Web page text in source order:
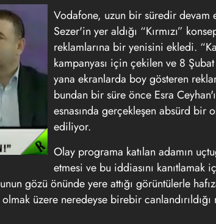
Vodafone, uzun bir süredir devam
Sezer'in yer aldığı “Kırmızı”
reklamlarına bir yenisini ekledi.
kampanyası için çekilen ve 8
yana ekranlarda boy gösteren
bundan bir süre önce Esra
esnasında gerçekleşen absürd bir
ediliyor.
Olay programa katılan adamın
etmesi ve bu iddiasını kanıtlamak
gözü önünde yere attığı görüntülerle
üzere neredeyse birebir